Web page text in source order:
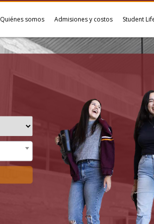
Quiénes somos Admisiones y costos Student